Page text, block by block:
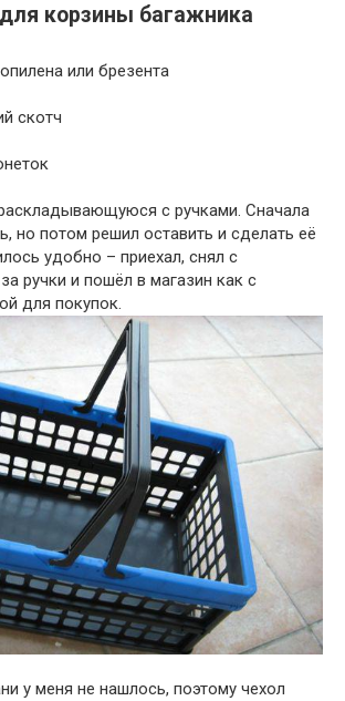
корзины багажника
или брезента
скотч
с ручками. Сначала
но потом решил оставить и сделать её
удобно – приехал, снял с
ручки и пошёл в магазин как с
для покупок.
у меня не нашлось, поэтому чехол